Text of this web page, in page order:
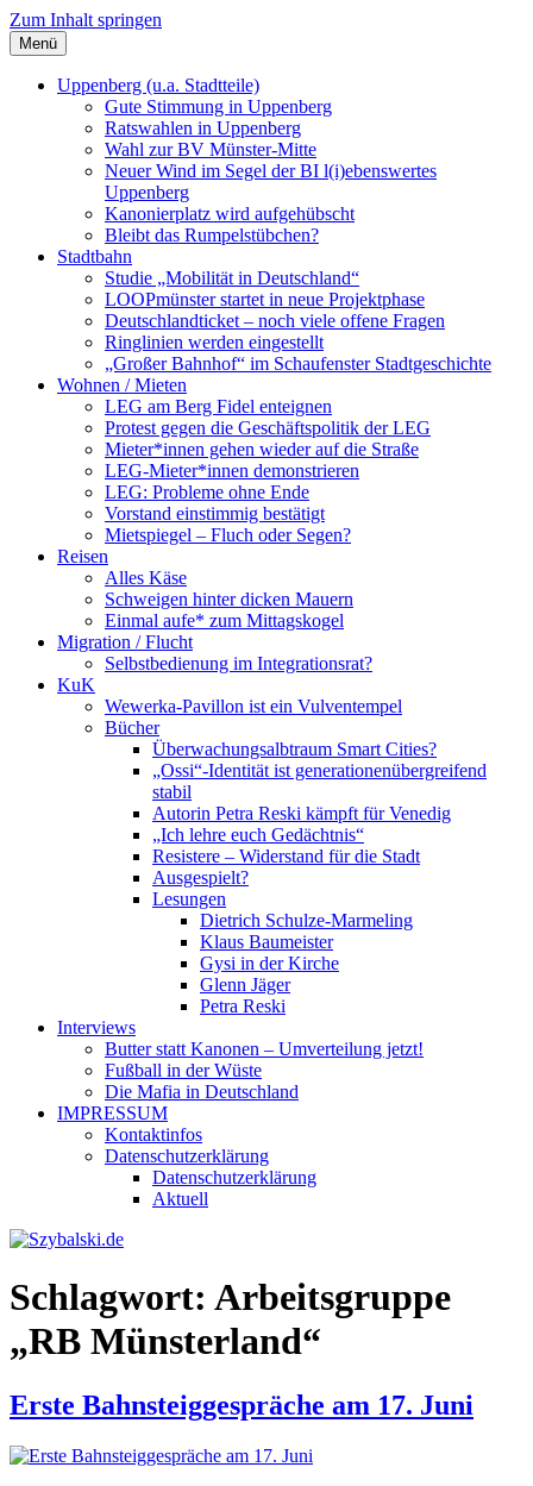
Zum Inhalt springen
Szybalski.de
Infos über und von Werner Szybalski (Münster)
Menü
Uppenberg (u.a. Stadtteile)
Gute Stimmung in Uppenberg
Ratswahlen in Uppenberg
Wahl zur BV Münster-Mitte
Neuer Wind im Segel der BI l(i)ebenswertes
Uppenberg
Kanonierplatz wird aufgehübscht
Bleibt das Rumpelstübchen?
Stadtbahn
Studie „Mobilität in Deutschland“
LOOPmünster startet in neue Projektphase
Deutschlandticket – noch viele offene Fragen
Ringlinien werden eingestellt
„Großer Bahnhof“ im Schaufenster Stadtgeschichte
Wohnen / Mieten
LEG am Berg Fidel enteignen
Protest gegen die Geschäftspolitik der LEG
Mieter*innen gehen wieder auf die Straße
LEG-Mieter*innen demonstrieren
LEG: Probleme ohne Ende
Vorstand einstimmig bestätigt
Mietspiegel – Fluch oder Segen?
Reisen
Alles Käse
Schweigen hinter dicken Mauern
Einmal aufe* zum Mittagskogel
Migration / Flucht
Selbstbedienung im Integrationsrat?
KuK
Wewerka-Pavillon ist ein Vulventempel
Bücher
Überwachungsalbtraum Smart Cities?
„Ossi“-Identität ist generationenübergreifend
stabil
Autorin Petra Reski kämpft für Venedig
„Ich lehre euch Gedächtnis“
Resistere – Widerstand für die Stadt
Ausgespielt?
Lesungen
Dietrich Schulze-Marmeling
Klaus Baumeister
Gysi in der Kirche
Glenn Jäger
Petra Reski
Interviews
Butter statt Kanonen – Umverteilung jetzt!
Fußball in der Wüste
Die Mafia in Deutschland
IMPRESSUM
Kontaktinfos
Datenschutzerklärung
Datenschutzerklärung
Aktuell
Schlagwort: Arbeitsgruppe
„RB Münsterland“
Erste Bahnsteiggespräche am 17. Juni